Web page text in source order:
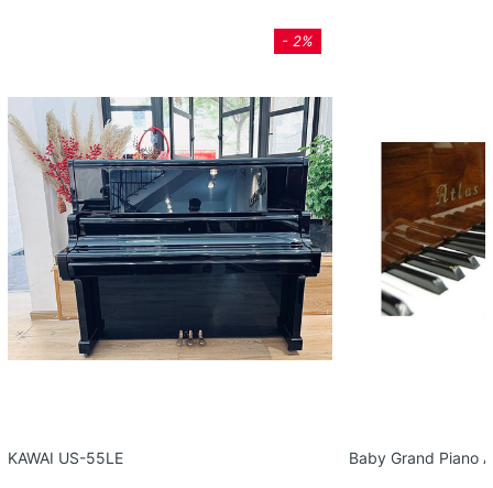
- 2%
KAWAI US-55LE Baby Grand Piano